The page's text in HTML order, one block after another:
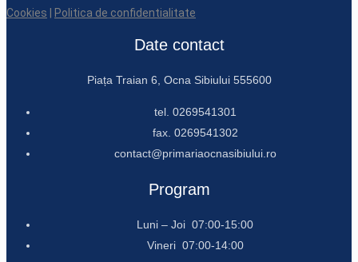
Cookies
Politica de confidentialitate
Date contact
Piața Traian 6, Ocna Sibiului 555600
tel. 0269541301
fax. 0269541302
contact@primariaocnasibiului.ro
Program
Luni – Joi 07:00-15:00
Vineri 07:00-14:00